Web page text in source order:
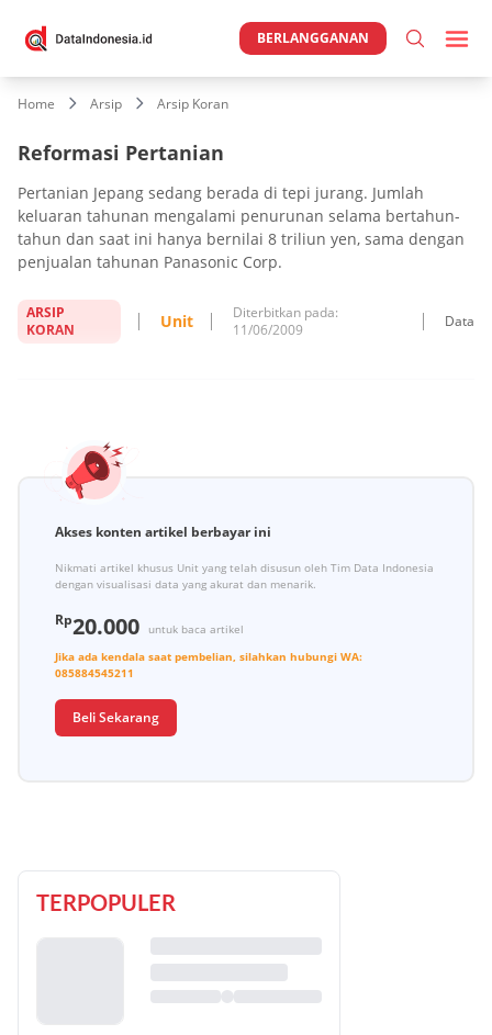
BERLANGGANAN
Home Arsip Arsip Koran
Reformasi Pertanian
Pertanian Jepang sedang berada di tepi jurang. Jumlah
keluaran tahunan mengalami penurunan selama bertahun-
tahun dan saat ini hanya bernilai 8 triliun yen, sama dengan
penjualan tahunan Panasonic Corp.
ARSIP
KORAN
Unit
Diterbitkan pada:
11/06/2009
Data
Akses konten artikel berbayar ini
Nikmati artikel khusus Unit yang telah disusun oleh Tim Data Indonesia
dengan visualisasi data yang akurat dan menarik.
Rp20.000
untuk baca artikel
Jika ada kendala saat pembelian, silahkan hubungi WA:
085884545211
Beli Sekarang
TERPOPULER